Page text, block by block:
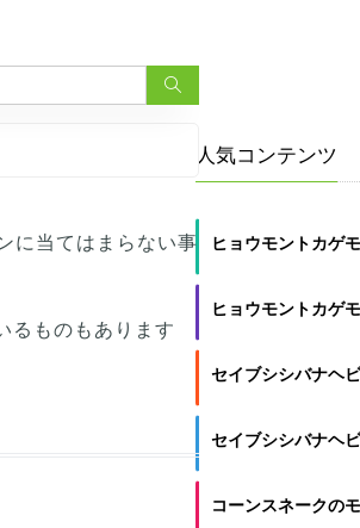
人気コンテンツ
ヒョウモントカゲ
ヒョウモントカゲ
セイブシシバナヘ
セイブシシバナヘ
コーンスネークの
に当てはまらない事
るものもあります